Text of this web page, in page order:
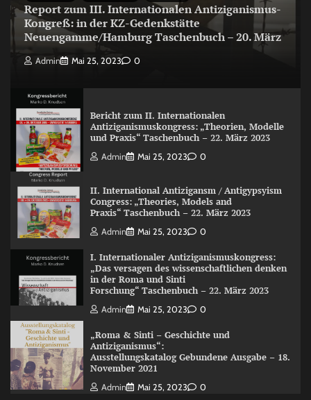
Report zum III. Internationalen Antiziganismus-
Kongreß: in der KZ-Gedenkstätte
Neuengamme/Hamburg Taschenbuch – 20. März
Admin Mai 25, 2023 0
Bericht zum II. Internationalen
Antiziganismuskongress: „Theorien, Modelle
und Praxis“ Taschenbuch – 22. März 2023
Admin Mai 25, 2023 0
II. International Antizigansm / Antigypsyism
Congress: „Theories, Models and
Praxis“ Taschenbuch – 22. März 2023
Admin Mai 25, 2023 0
I. Internationaler Antiziganismuskongress:
„Das versagen des wissenschaftlichen denken
in der Roma und Sinti
Forschung“ Taschenbuch – 22. März 2023
Admin Mai 25, 2023 0
„Roma & Sinti – Geschichte und
Antiziganismus“:
Ausstellungskatalog Gebundene Ausgabe – 18.
November 2021
Admin Mai 25, 2023 0